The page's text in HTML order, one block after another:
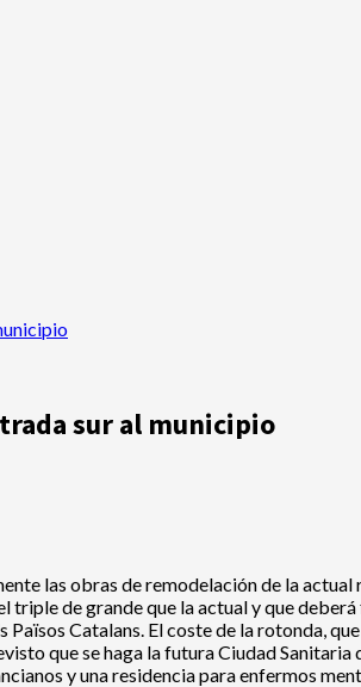
sur al municipio
las obras de remodelación de la
triple de grande que la actual y que
Catalans. El coste de la rotonda,
que se haga la futura Ciudad
y una residencia para enfermos